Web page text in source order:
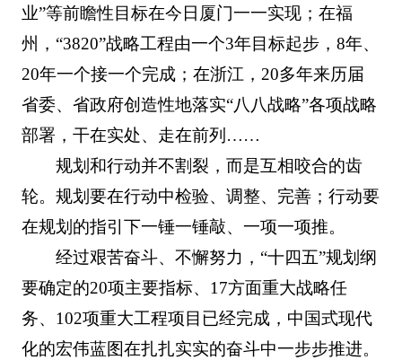
业”等前瞻性目标在今日厦门一一实现；在福
州，“3820”战略工程由一个3年目标起步，8年、
20年一个接一个完成；在浙江，20多年来历届
省委、省政府创造性地落实“八八战略”各项战略
部署，干在实处、走在前列……
规划和行动并不割裂，而是互相咬合的齿
轮。规划要在行动中检验、调整、完善；行动要
在规划的指引下一锤一锤敲、一项一项推。
经过艰苦奋斗、不懈努力，“十四五”规划纲
要确定的20项主要指标、17方面重大战略任
务、102项重大工程项目已经完成，中国式现代
化的宏伟蓝图在扎扎实实的奋斗中一步步推进。